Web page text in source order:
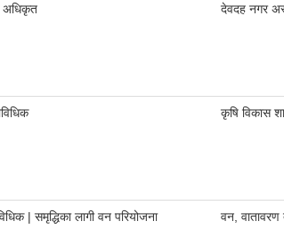
अधिकृत देवदह नगर
कृषि विकास
| समृद्धिका लागी वन परियोजना वन, वातावरण